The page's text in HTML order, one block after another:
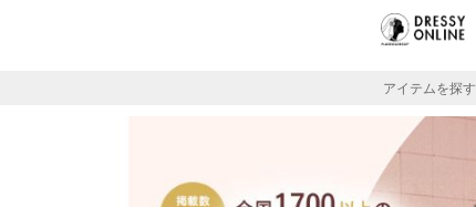
アイテムを探す